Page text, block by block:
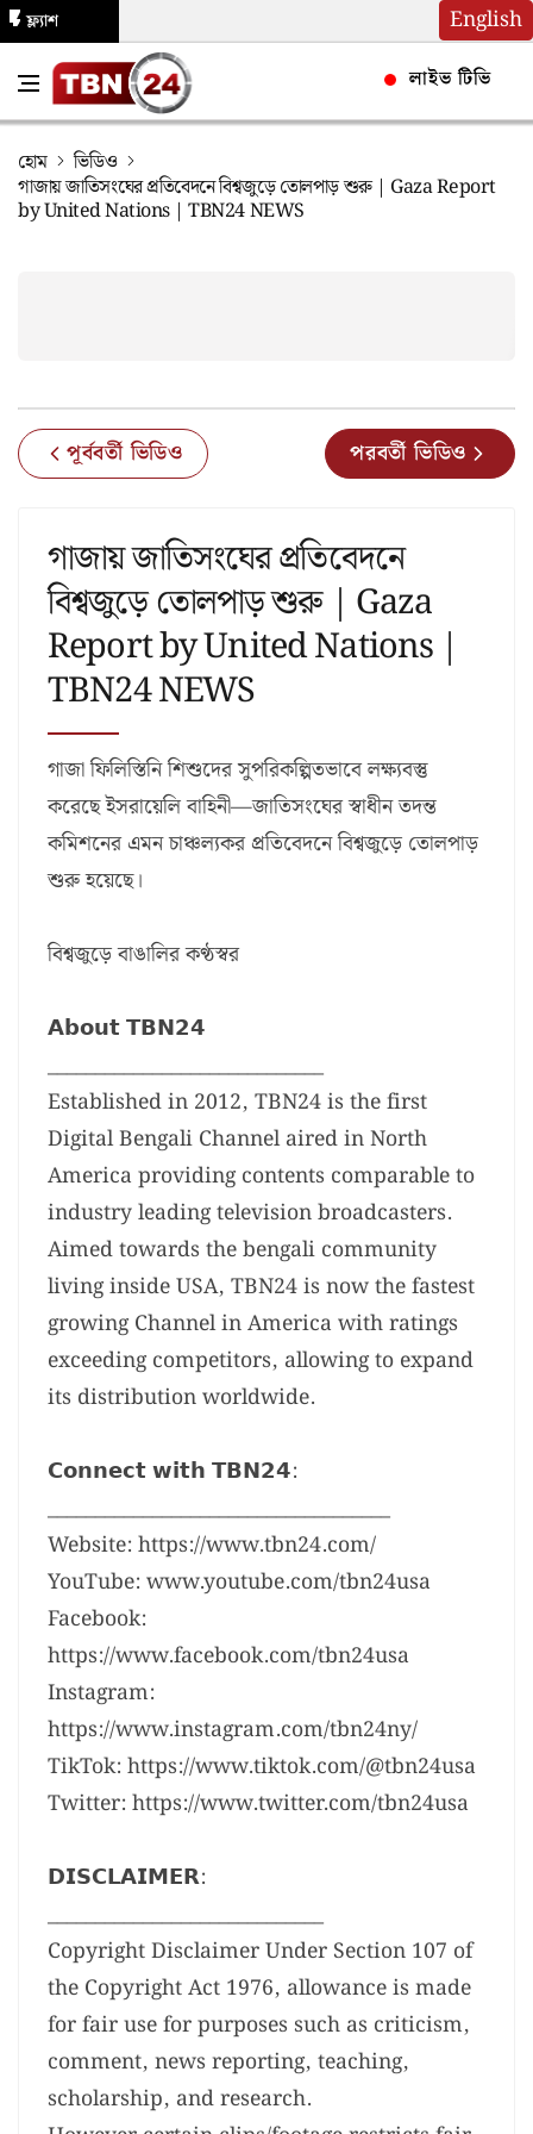
English
ফ্ল্যাশ
লাইভ টিভি
হোম
ভিডিও
গাজায় জাতিসংঘের প্রতিবেদনে বিশ্বজুড়ে তোলপাড় শুরু | Gaza Report
by United Nations | TBN24 NEWS
পূর্ববর্তী ভিডিও পরবর্তী ভিডিও
গাজায় জাতিসংঘের প্রতিবেদনে
বিশ্বজুড়ে তোলপাড় শুরু | Gaza
Report by United Nations |
TBN24 NEWS
গাজা ফিলিস্তিনি শিশুদের সুপরিকল্পিতভাবে লক্ষ্যবস্তু
করেছে ইসরায়েলি বাহিনী—জাতিসংঘের স্বাধীন তদন্ত
কমিশনের এমন চাঞ্চল্যকর প্রতিবেদনে বিশ্বজুড়ে তোলপাড়
শুরু হয়েছে।
বিশ্বজুড়ে বাঙালির কণ্ঠস্বর
𝗔𝗯𝗼𝘂𝘁 𝗧𝗕𝗡𝟮𝟰
_____________________________
Established in 2012, TBN24 is the first
Digital Bengali Channel aired in North
America providing contents comparable to
industry leading television broadcasters.
Aimed towards the bengali community
living inside USA, TBN24 is now the fastest
growing Channel in America with ratings
exceeding competitors, allowing to expand
its distribution worldwide.
𝗖𝗼𝗻𝗻𝗲𝗰𝘁 𝘄𝗶𝘁𝗵 𝗧𝗕𝗡𝟮𝟰:
____________________________________
Website: https://www.tbn24.com/
YouTube: www.youtube.com/tbn24usa
Facebook:
https://www.facebook.com/tbn24usa
Instagram:
https://www.instagram.com/tbn24ny/
TikTok: https://www.tiktok.com/@tbn24usa
Twitter: https://www.twitter.com/tbn24usa
𝗗𝗜𝗦𝗖𝗟𝗔𝗜𝗠𝗘𝗥:
_____________________________
Copyright Disclaimer Under Section 107 of
the Copyright Act 1976, allowance is made
for fair use for purposes such as criticism,
comment, news reporting, teaching,
scholarship, and research.